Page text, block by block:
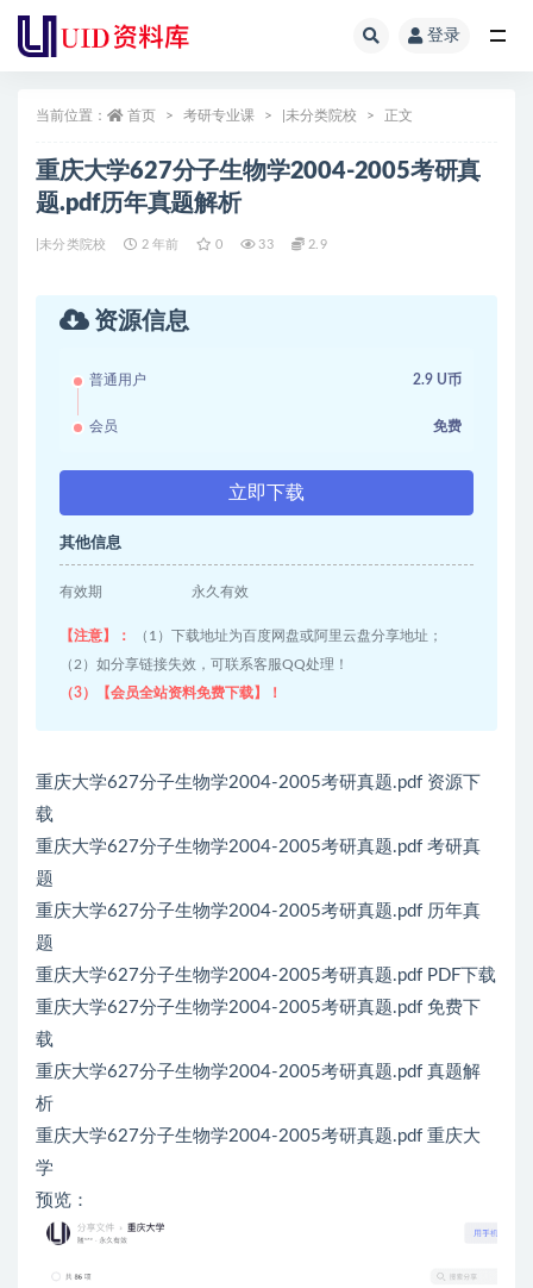
登录
当前位置： 首页 考研专业课 |未分类院校 正文
重庆大学627分子生物学2004-2005考研真
题.pdf历年真题解析
|未分类院校 2 年前 0 33 2.9
资源信息
普通用户 2.9 U币
会员 免费
立即下载
其他信息
有效期 永久有效
【注意】：
（1）下载地址为百度网盘或阿里云盘分享地址；
（2）如分享链接失效，可联系客服QQ处理！
（3）【会员全站资料免费下载】！
重庆大学627分子生物学2004-2005考研真题.pdf 资源下
载
重庆大学627分子生物学2004-2005考研真题.pdf 考研真
题
重庆大学627分子生物学2004-2005考研真题.pdf 历年真
题
重庆大学627分子生物学2004-2005考研真题.pdf PDF下载
重庆大学627分子生物学2004-2005考研真题.pdf 免费下
载
重庆大学627分子生物学2004-2005考研真题.pdf 真题解
析
重庆大学627分子生物学2004-2005考研真题.pdf 重庆大
学
预览：